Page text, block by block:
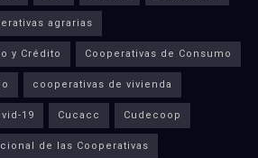
agrarias
y Crédito Cooperativas de Consumo
cooperativas de vivienda
19 Cucacc Cudecoop
de las Cooperativas